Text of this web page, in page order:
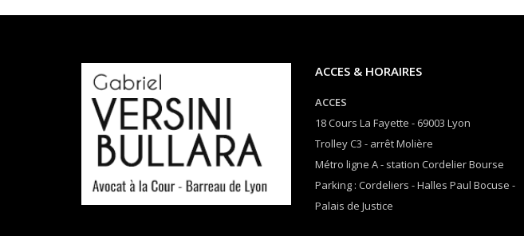
ACCES & HORAIRES
ACCES
18 Cours La Fayette - 69003 Lyon
Trolley C3 - arrêt Molière
Métro ligne A - station Cordelier Bourse
Parking : Cordeliers - Halles Paul Bocuse -
Palais de Justice